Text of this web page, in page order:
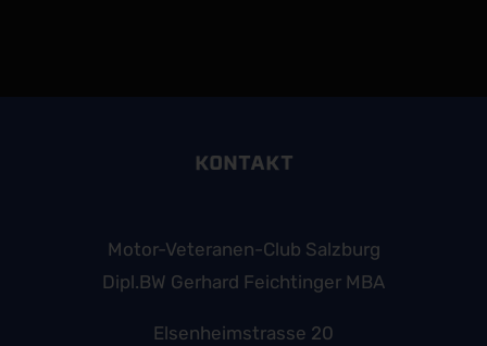
KONTAKT
Motor-Veteranen-Club Salzburg
Dipl.BW Gerhard Feichtinger MBA
Elsenheimstrasse 20